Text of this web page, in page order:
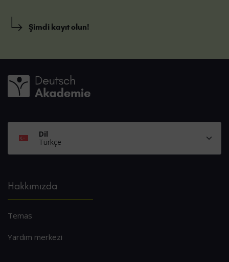
Şimdi kayıt olun!
Dil
Türkçe
Hakkımızda
Temas
Yardım merkezi